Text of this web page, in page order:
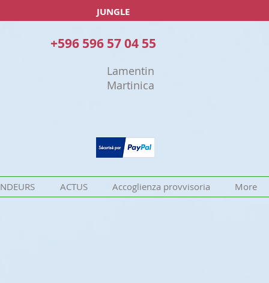
JUNGLE
Lamentin
Martinica
+596 596 57 04 55
ACTUS Accoglienza provvisoria More